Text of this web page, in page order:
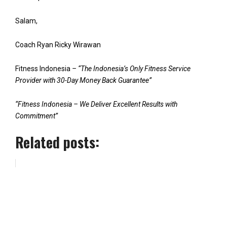
Salam,
Coach Ryan Ricky Wirawan
Fitness Indonesia – “The Indonesia’s Only Fitness Service
Provider with 30-Day Money Back Guarantee”
“Fitness Indonesia – We Deliver Excellent Results with
Commitment”
Related posts: